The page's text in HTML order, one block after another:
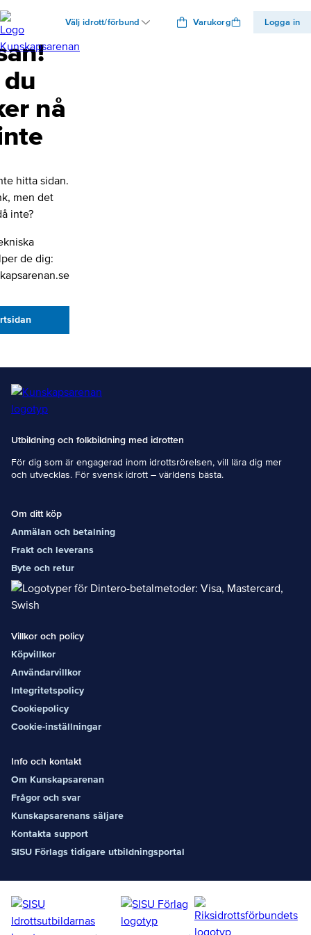
Välj idrott/förbund Varukorg Logga in
nå
hitta sidan.
men det
inte?
de dig:
Utbildning och folkbildning med idrotten
För dig som är engagerad inom idrottsrörelsen, vill lära dig mer
och utvecklas. För svensk idrott – världens bästa.
Om ditt köp
Anmälan och betalning
Frakt och leverans
Byte och retur
Villkor och policy
Köpvillkor
Användarvillkor
Integritetspolicy
Cookiepolicy
Cookie-inställningar
Info och kontakt
Om Kunskapsarenan
Frågor och svar
Kunskapsarenans säljare
Kontakta support
SISU Förlags tidigare utbildningsportal